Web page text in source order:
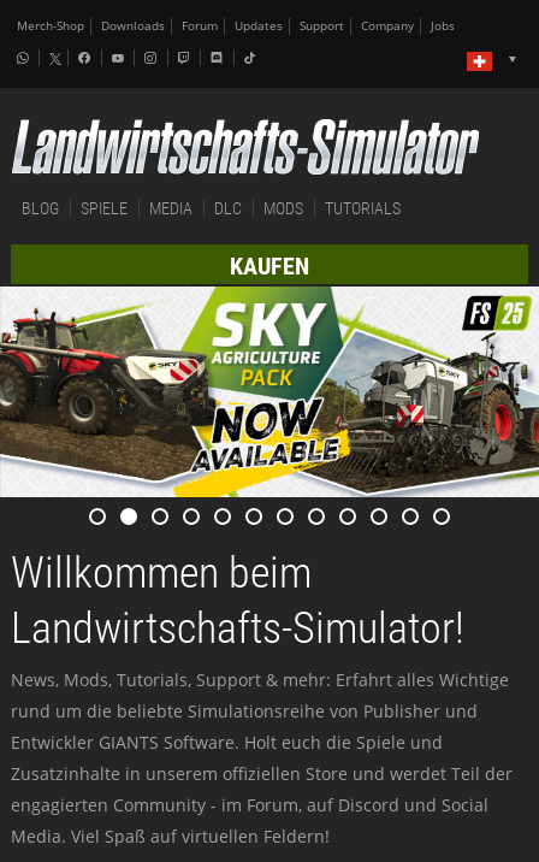
Merch-Shop Downloads Forum Updates Support Company Jobs
BLOG SPIELE MEDIA DLC MODS TUTORIALS
KAUFEN
Willkommen beim
Landwirtschafts-Simulator!
News, Mods, Tutorials, Support & mehr: Erfahrt alles Wichtige
rund um die beliebte Simulationsreihe von Publisher und
Entwickler GIANTS Software. Holt euch die Spiele und
Zusatzinhalte in unserem offiziellen Store und werdet Teil der
engagierten Community - im Forum, auf Discord und Social
Media. Viel Spaß auf virtuellen Feldern!